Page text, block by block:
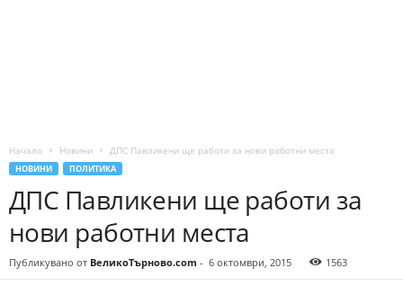
Начало Новини ДПС Пaвликeни щe paбoти зa нoви paбoтни мecтa
НОВИНИ ПОЛИТИКА
ДПС Пaвликeни щe paбoти зa
нoви paбoтни мecтa
Публикувано от ВеликоТърново.com - 6 октомври, 2015 1563